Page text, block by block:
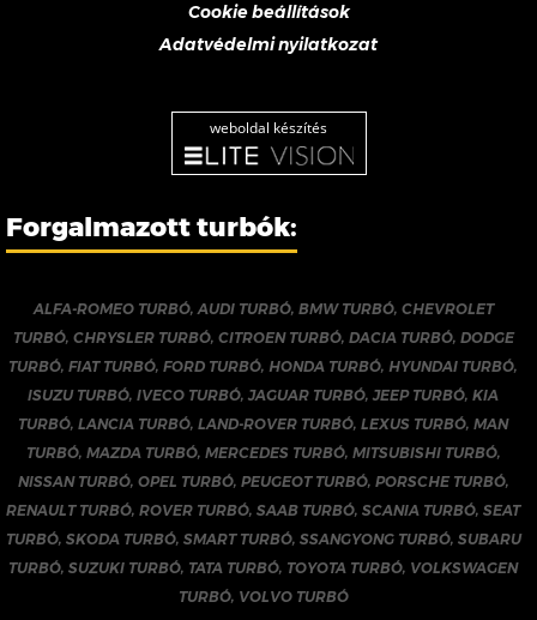
Cookie beállítások
Adatvédelmi nyilatkozat
weboldal készítés
Forgalmazott turbók:
ALFA-ROMEO TURBÓ,AUDI TURBÓ, BMW TURBÓ, CHEVROLET
TURBÓ, CHRYSLER TURBÓ, CITROEN TURBÓ, DACIA TURBÓ, DODGE
TURBÓ,FIAT TURBÓ,FORD TURBÓ, HONDA TURBÓ, HYUNDAI TURBÓ,
ISUZU TURBÓ,IVECO TURBÓ,JAGUAR TURBÓ,JEEP TURBÓ,KIA
TURBÓ,LANCIA TURBÓ,LAND-ROVER TURBÓ,LEXUS TURBÓ,MAN
TURBÓ, MAZDA TURBÓ, MERCEDES TURBÓ, MITSUBISHI TURBÓ,
NISSAN TURBÓ, OPEL TURBÓ, PEUGEOT TURBÓ, PORSCHE TURBÓ,
RENAULT TURBÓ,ROVER TURBÓ,SAAB TURBÓ,SCANIA TURBÓ,SEAT
TURBÓ, SKODA TURBÓ, SMART TURBÓ, SSANGYONG TURBÓ, SUBARU
TURBÓ,SUZUKI TURBÓ, TATA TURBÓ, TOYOTA TURBÓ, VOLKSWAGEN
TURBÓ, VOLVO TURBÓ